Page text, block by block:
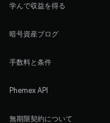
学んで収益を得る
暗号資産ブログ
手数料と条件
Phemex API
無期限契約について